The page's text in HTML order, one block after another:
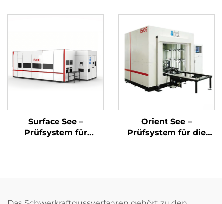
Motors
Bohrungsinnenwänden
Surface See –
Prüfsystem für
Orient See –
Prüfsystem für die